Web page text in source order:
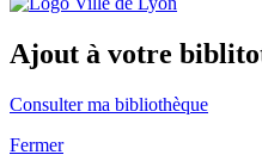
Ajout à votre
Consulter ma bibliothèque
Fermer